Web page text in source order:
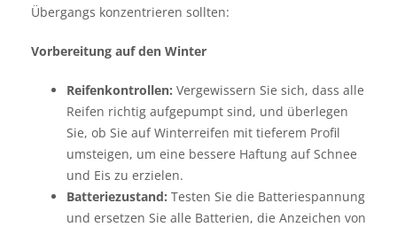
Übergangs konzentrieren sollten:
Vorbereitung auf den Winter
Reifenkontrollen: Vergewissern Sie sich, dass alle
Reifen richtig aufgepumpt sind, und überlegen
Sie, ob Sie auf Winterreifen mit tieferem Profil
umsteigen, um eine bessere Haftung auf Schnee
und Eis zu erzielen.
Batteriezustand: Testen Sie die Batteriespannung
und ersetzen Sie alle Batterien, die Anzeichen von